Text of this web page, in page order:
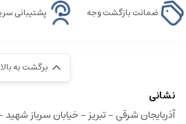
ضمانت بازگشت وجه پشتیبانی
برگشت به بالا
نشانی
آذربایجان شرقی - تبریز - خیابان سرباز